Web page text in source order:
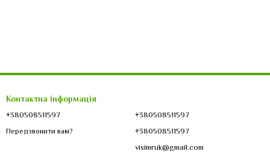
Контактна інформація
+380508511597
Передзвонити вам?
+380508511597
+380508511597
visimruk@gmail.com